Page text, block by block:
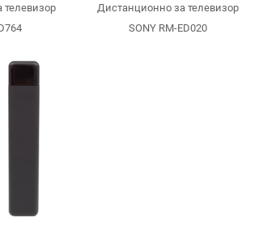
телевизор
Дистанционно за телевизор
SONY RM-ED020